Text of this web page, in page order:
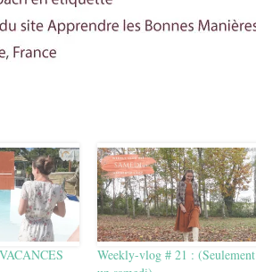
Weekly-vlog # 21 : (Seulement